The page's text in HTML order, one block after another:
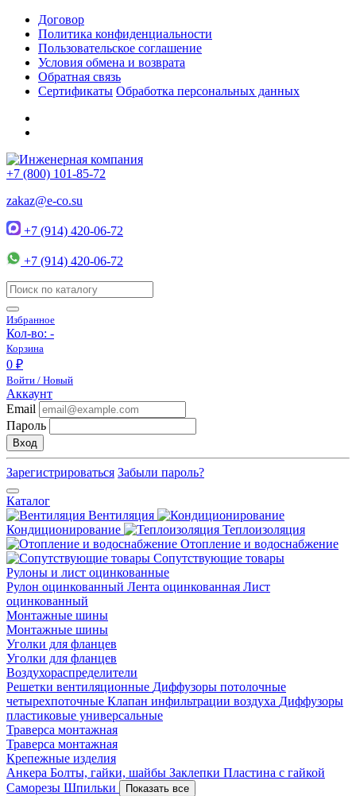
Договор
Политика конфиденциальности
Пользовательское соглашение
Условия обмена и возврата
Обратная связь
Сертификаты Обработка персональных данных
+7 (800) 101-85-72
zakaz@e-co.su
+7 (914) 420-06-72
+7 (914) 420-06-72
Избранное
Кол-во: -
Корзина
0 ₽
Войти / Новый
Аккаунт
Email
Пароль
Вход
Зарегистрироваться Забыли пароль?
Каталог
Вентиляция
Кондиционирование
Теплоизоляция
Отопление и водоснабжение
Сопутствующие товары
Рулоны и лист оцинкованные
Рулон оцинкованный Лента оцинкованная Лист
оцинкованный
Монтажные шины
Монтажные шины
Уголки для фланцев
Уголки для фланцев
Воздухораспределители
Решетки вентиляционные Диффузоры потолочные
четырехпоточные Клапан инфильтрации воздуха Диффузоры
пластиковые универсальные
Траверса монтажная
Траверса монтажная
Крепежные изделия
Анкера Болты, гайки, шайбы Заклепки Пластина с гайкой
Саморезы Шпильки Показать все